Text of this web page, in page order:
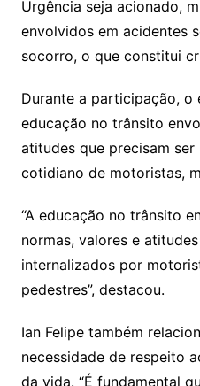
Urgência seja acionado,
envolvidos em acidentes
socorro, o que constitui
Durante a participação, o
educação no trânsito
atitudes que precisam
cotidiano de motoristas,
“A educação no trânsito
normas, valores e
internalizados por
pedestres”, destacou.
Ian Felipe também
necessidade de respeito
da vida. “É fundamental